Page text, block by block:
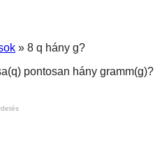
» 8 q hány g?
pontosan hány gramm(g)?